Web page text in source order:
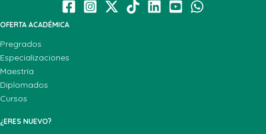
OFERTA ACADÉMICA
Pregrados
Especializaciones
Maestría
Diplomados
Cursos
¿ERES NUEVO?